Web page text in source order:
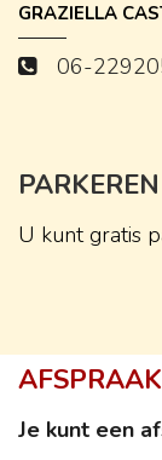
GRAZIELLA
06-
PARKEREN
U kunt gratis
Je kunt een